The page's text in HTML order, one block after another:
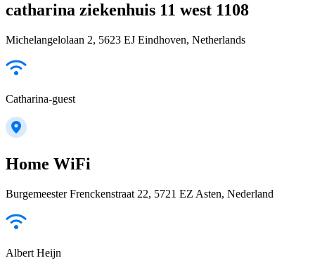
catharina ziekenhuis 11 west 1108
Michelangelolaan 2, 5623 EJ Eindhoven, Netherlands
Catharina-guest
Home WiFi
Burgemeester Frenckenstraat 22, 5721 EZ Asten, Nederland
Albert Heijn